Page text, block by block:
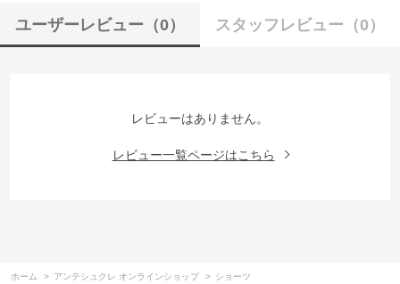
ユーザーレビュー （0） スタッフレビュー （0）
レビューはありません。
レビュー一覧ページはこちら
ホーム > アンテシュクレ オンラインショップ > ショーツ